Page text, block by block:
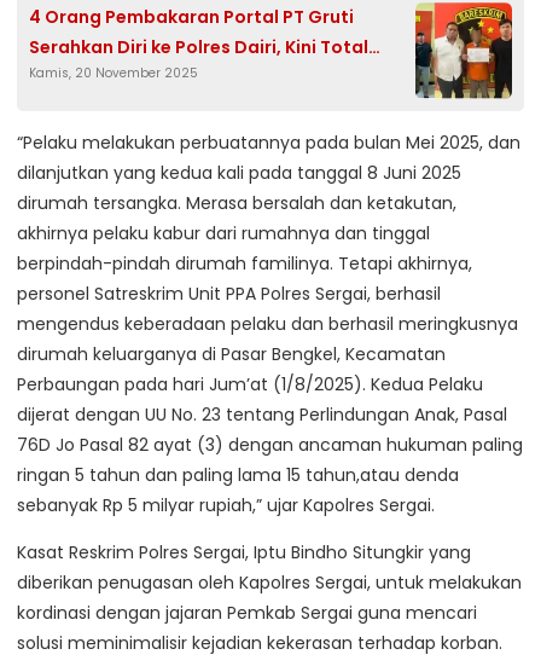
4 Orang Pembakaran Portal PT Gruti
Serahkan Diri ke Polres Dairi, Kini Total
Sudah 19 Tersangka
Kamis, 20 November 2025
“Pelaku melakukan perbuatannya pada bulan Mei 2025, dan
dilanjutkan yang kedua kali pada tanggal 8 Juni 2025
dirumah tersangka. Merasa bersalah dan ketakutan,
akhirnya pelaku kabur dari rumahnya dan tinggal
berpindah-pindah dirumah familinya. Tetapi akhirnya,
personel Satreskrim Unit PPA Polres Sergai, berhasil
mengendus keberadaan pelaku dan berhasil meringkusnya
dirumah keluarganya di Pasar Bengkel, Kecamatan
Perbaungan pada hari Jum’at (1/8/2025). Kedua Pelaku
dijerat dengan UU No. 23 tentang Perlindungan Anak, Pasal
76D Jo Pasal 82 ayat (3) dengan ancaman hukuman paling
ringan 5 tahun dan paling lama 15 tahun,atau denda
sebanyak Rp 5 milyar rupiah,” ujar Kapolres Sergai.
Kasat Reskrim Polres Sergai, Iptu Bindho Situngkir yang
diberikan penugasan oleh Kapolres Sergai, untuk melakukan
kordinasi dengan jajaran Pemkab Sergai guna mencari
solusi meminimalisir kejadian kekerasan terhadap korban.